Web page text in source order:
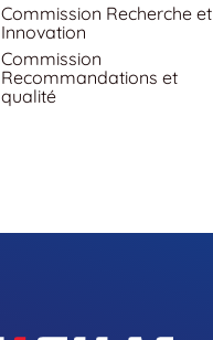
Commission Recherche et
Innovation
Commission
Recommandations et
qualité